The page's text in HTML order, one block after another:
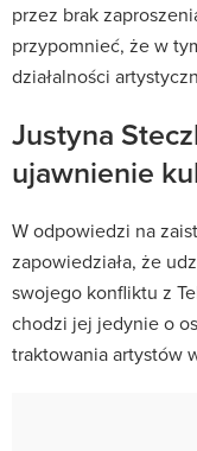
przez brak
przypomnieć, że w
działalności
Justyna
ujawnienie
W odpowiedzi na
zapowiedziała, że
swojego konfliktu z
chodzi jej jedynie o
traktowania artystów